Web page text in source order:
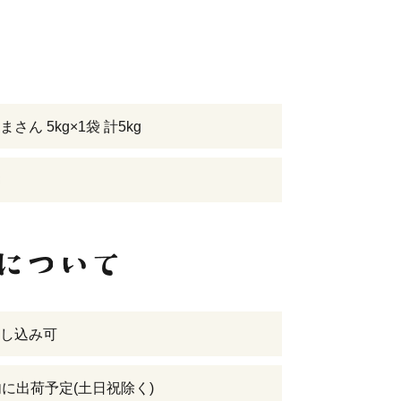
さん 5kg×1袋 計5kg
込み可
出荷予定(土日祝除く)